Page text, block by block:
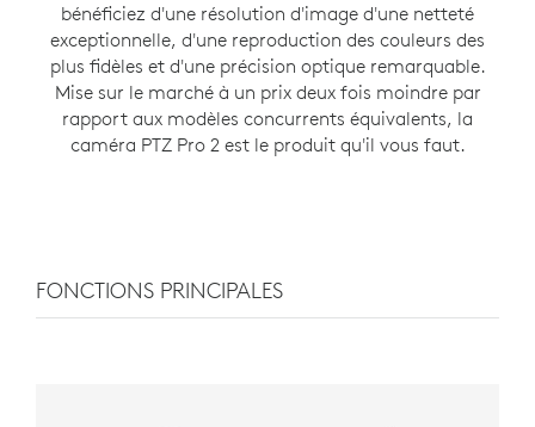
bénéficiez d'une résolution d'image d'une netteté
exceptionnelle, d'une reproduction des couleurs des
plus fidèles et d'une précision optique remarquable.
Mise sur le marché à un prix deux fois moindre par
rapport aux modèles concurrents équivalents, la
caméra PTZ Pro 2 est le produit qu'il vous faut.
FONCTIONS PRINCIPALES